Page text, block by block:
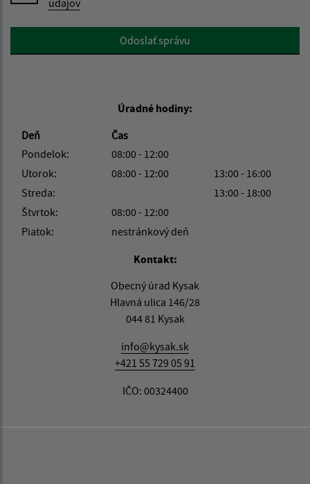
údajov
Google reCaptcha ResponseOdoslať správu
Úradné hodiny:
Deň
Čas
Pondelok:
08:00 - 12:00
Utorok:
08:00 - 12:00
13:00 - 16:00
Streda:
13:00 - 18:00
Štvrtok:
08:00 - 12:00
Piatok:
nestránkový deň
Kontakt:
Obecný úrad Kysak
Hlavná ulica 146/28
044 81 Kysak
info@kysak.sk
+421 55 729 05 91
IČO: 00324400